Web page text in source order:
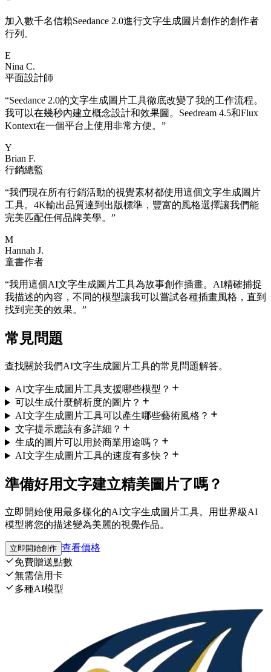
加入數千名信賴Seedance 2.0進行文字生成圖片創作的創作者
行列。
E
Nina C.
平面設計師
“Seedance 2.0的文字生成圖片工具徹底改變了我的工作流程。
我可以在幾秒內建立概念設計和效果圖。Seedream 4.5和Flux
Kontext在一個平台上使用非常方便。 ”
Y
Brian F.
行銷總監
“我們現在所有行銷活動的視覺素材都使用這個文字生成圖片
工具。4K輸出品質達到出版標準，豐富的風格選擇讓我們能
完美匹配任何品牌美學。 ”
M
Hannah J.
童書作者
“我用這個AI文字生成圖片工具為故事創作插畫。AI精確捕捉
我描述的內容，不同的模型讓我可以嘗試各種插畫風格，直到
找到完美的效果。 ”
常見問題
查找關於我們AI文字生成圖片工具的常見問題解答。
AI文字生成圖片工具支援哪些模型？
可以生成什麼解析度的圖片？
AI文字生成圖片工具可以產生哪些藝術風格？
文字提示應該有多詳細？
生成的圖片可以用於商業用途嗎？
AI文字生成圖片工具的速度有多快？
準備好用文字建立精美圖片了嗎？
立即開始使用最多樣化的AI文字生成圖片工具。用世界級AI
模型將您的描述變為美麗的視覺作品。
立即開始創作 查看價格
免費贈送點數
無需信用卡
多種AI模型